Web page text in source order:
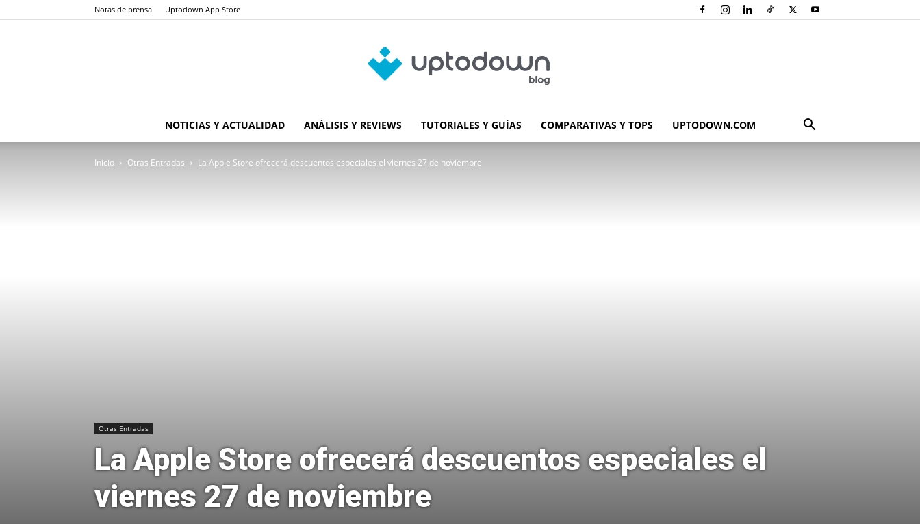
Notas de prensa Uptodown App Store
Blog
NOTICIAS Y ACTUALIDAD ANÁLISIS Y REVIEWS TUTORIALES Y GUÍAS COMPARATIVAS Y TOPS UPTODOWN.COM
Inicio Otras Entradas La Apple Store ofrecerá descuentos especiales el viernes 27 de noviembre
Otras Entradas
La Apple Store ofrecerá descuentos especiales el
viernes 27 de noviembre